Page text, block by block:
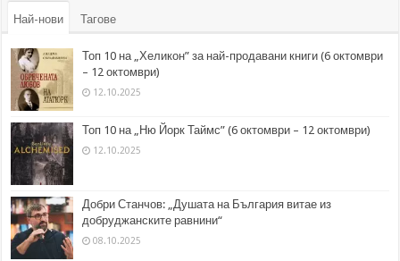
Най-нови Тагове
Топ 10 на „Хеликон” за най-продавани книги (6 октомври
– 12 октомври)
12.10.2025
Топ 10 на „Ню Йорк Таймс” (6 октомври – 12 октомври)
12.10.2025
Добри Станчов: „Душата на България витае из
добруджанските равнини“
08.10.2025